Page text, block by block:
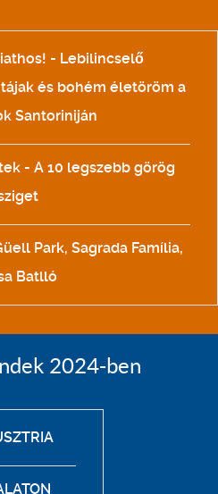
- Lebilincselő
és bohém életöröm a
Santoriniján
- A 10 legszebb görög
Park, Sagrada Família,
Batlló
2024-ben